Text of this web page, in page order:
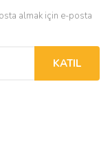
almak için e-posta
KATIL